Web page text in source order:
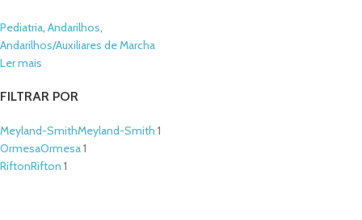
FILTRAR POR
Meyland-SmithMeyland-Smith 1
OrmesaOrmesa1
RiftonRifton 1
Pediatria, Andarilhos,
Andarilhos/Auxiliares de Marcha
Ler mais